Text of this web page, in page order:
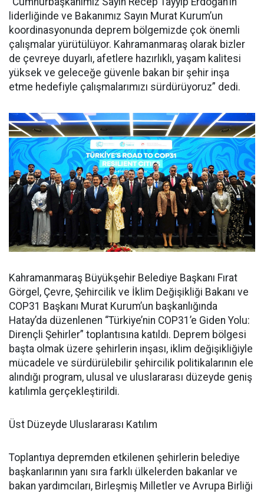
liderliğinde ve Bakanımız Sayın Murat Kurum’un
koordinasyonunda deprem bölgemizde çok önemli
çalışmalar yürütülüyor. Kahramanmaraş olarak bizler
de çevreye duyarlı, afetlere hazırlıklı, yaşam kalitesi
yüksek ve geleceğe güvenle bakan bir şehir inşa
etme hedefiyle çalışmalarımızı sürdürüyoruz” dedi.
Kahramanmaraş Büyükşehir Belediye Başkanı Fırat
Görgel, Çevre, Şehircilik ve İklim Değişikliği Bakanı ve
COP31 Başkanı Murat Kurum’un başkanlığında
Hatay’da düzenlenen “Türkiye’nin COP31’e Giden Yolu:
Dirençli Şehirler” toplantısına katıldı. Deprem bölgesi
başta olmak üzere şehirlerin inşası, iklim değişikliğiyle
mücadele ve sürdürülebilir şehircilik politikalarının ele
alındığı program, ulusal ve uluslararası düzeyde geniş
katılımla gerçekleştirildi.
Üst Düzeyde Uluslararası Katılım
Toplantıya depremden etkilenen şehirlerin belediye
başkanlarının yanı sıra farklı ülkelerden bakanlar ve
bakan yardımcıları, Birleşmiş Milletler ve Avrupa Birliği